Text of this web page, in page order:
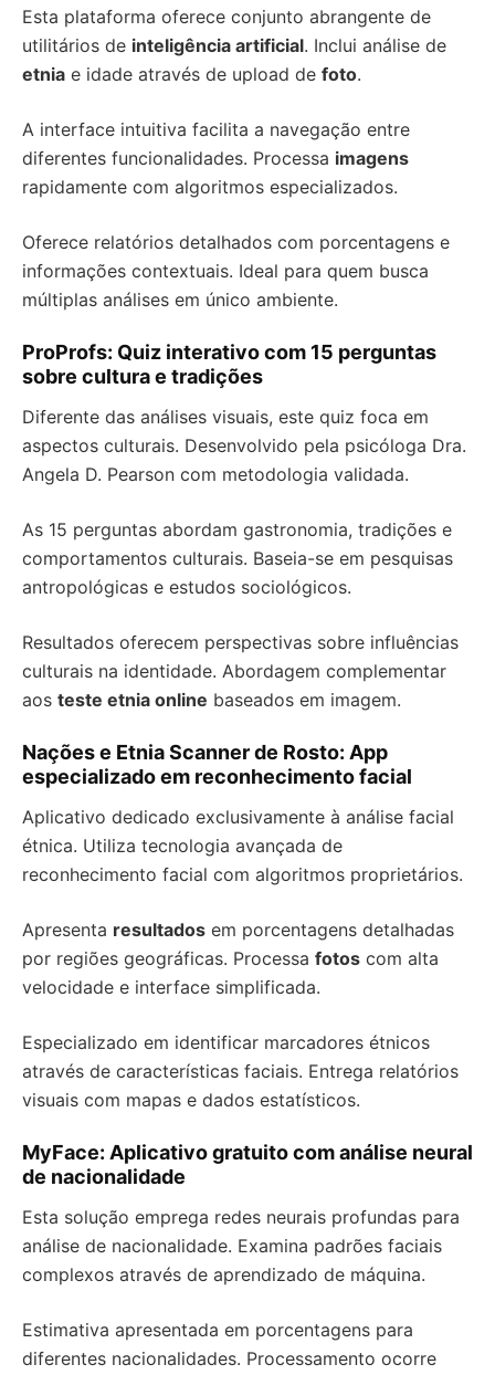
Esta plataforma oferece conjunto abrangente de
utilitários de inteligência artificial. Inclui análise de
etnia e idade através de upload de foto.
A interface intuitiva facilita a navegação entre
diferentes funcionalidades. Processa imagens
rapidamente com algoritmos especializados.
Oferece relatórios detalhados com porcentagens e
informações contextuais. Ideal para quem busca
múltiplas análises em único ambiente.
ProProfs: Quiz interativo com 15 perguntas
sobre cultura e tradições
Diferente das análises visuais, este quiz foca em
aspectos culturais. Desenvolvido pela psicóloga Dra.
Angela D. Pearson com metodologia validada.
As 15 perguntas abordam gastronomia, tradições e
comportamentos culturais. Baseia-se em pesquisas
antropológicas e estudos sociológicos.
Resultados oferecem perspectivas sobre influências
culturais na identidade. Abordagem complementar
aos teste etnia online baseados em imagem.
Nações e Etnia Scanner de Rosto: App
especializado em reconhecimento facial
Aplicativo dedicado exclusivamente à análise facial
étnica. Utiliza tecnologia avançada de
reconhecimento facial com algoritmos proprietários.
Apresenta resultados em porcentagens detalhadas
por regiões geográficas. Processa fotos com alta
velocidade e interface simplificada.
Especializado em identificar marcadores étnicos
através de características faciais. Entrega relatórios
visuais com mapas e dados estatísticos.
MyFace: Aplicativo gratuito com análise neural
de nacionalidade
Esta solução emprega redes neurais profundas para
análise de nacionalidade. Examina padrões faciais
complexos através de aprendizado de máquina.
Estimativa apresentada em porcentagens para
diferentes nacionalidades. Processamento ocorre